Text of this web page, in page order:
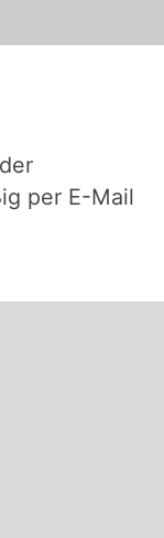
per E-Mail